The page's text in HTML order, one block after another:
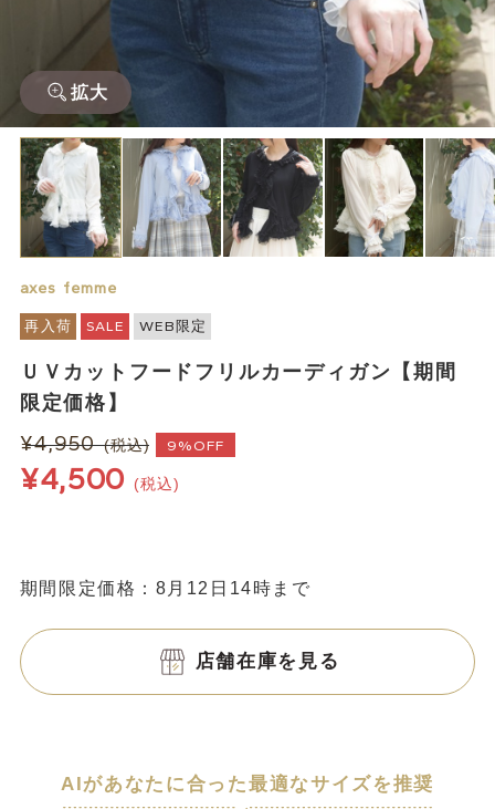
拡大
axes femme
再入荷 SALE WEB限定
ＵＶカットフードフリルカーディガン【期間
限定価格】
¥4,950 (税込) 9%OFF
¥4,500 (税込)
期間限定価格：8月12日14時まで
店舗在庫を見る
AIがあなたに合った最適なサイズを推奨